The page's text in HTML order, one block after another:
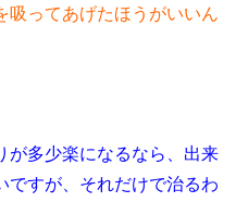
吸ってあげたほうがいいん
が多少楽になるなら、出来
ですが、それだけで治るわ